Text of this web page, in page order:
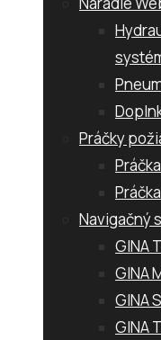
Práčky
Navigačný
GINA
GINA
GINA
GINA